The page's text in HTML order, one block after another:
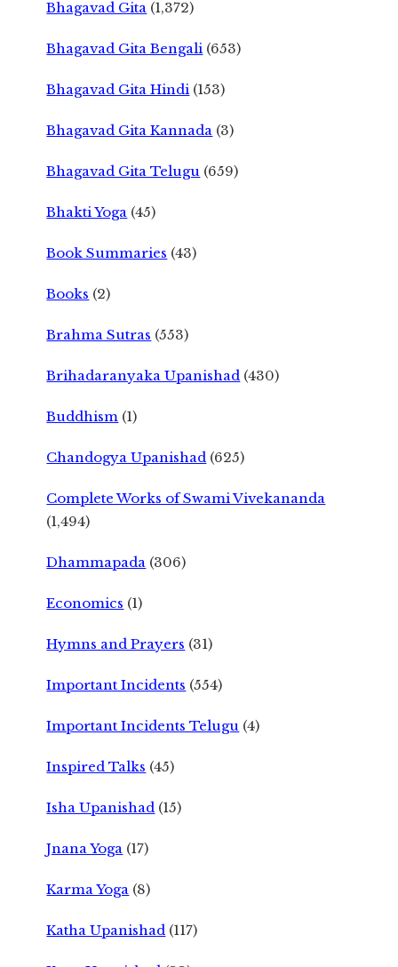
Bhagavad Gita (1,372)
Bhagavad Gita Bengali (653)
Bhagavad Gita Hindi (153)
Bhagavad Gita Kannada (3)
Bhagavad Gita Telugu (659)
Bhakti Yoga (45)
Book Summaries (43)
Books (2)
Brahma Sutras (553)
Brihadaranyaka Upanishad (430)
Buddhism (1)
Chandogya Upanishad (625)
Complete Works of Swami Vivekananda
(1,494)
Dhammapada (306)
Economics (1)
Hymns and Prayers (31)
Important Incidents (554)
Important Incidents Telugu (4)
Inspired Talks (45)
Isha Upanishad (15)
Jnana Yoga (17)
Karma Yoga (8)
Katha Upanishad (117)